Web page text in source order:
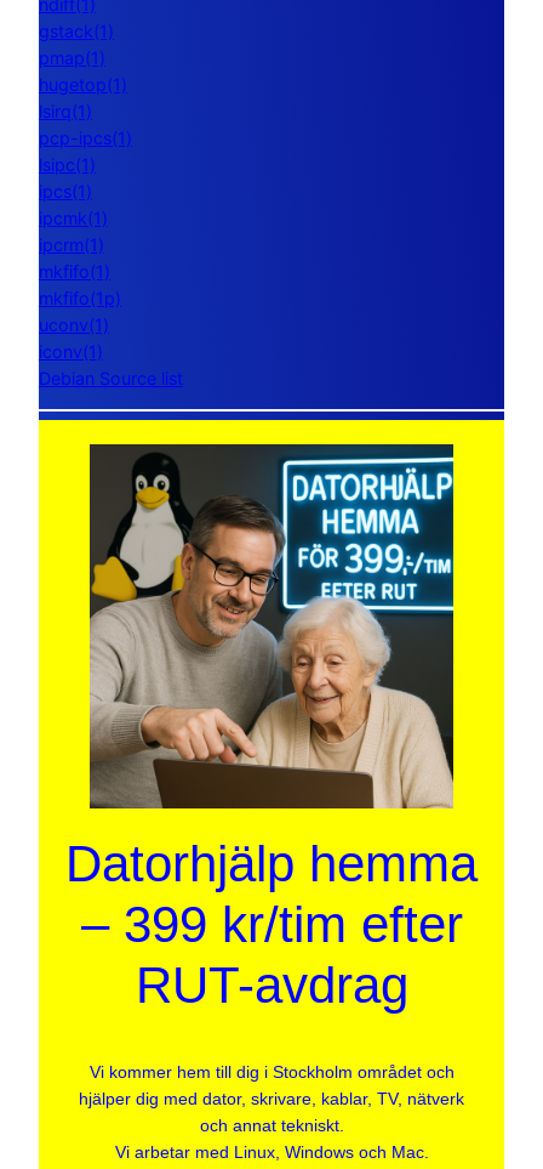
gstack(1)
pmap(1)
hugetop(1)
lsirq(1)
pcp-ipcs(1)
lsipc(1)
ipcs(1)
ipcmk(1)
ipcrm(1)
mkfifo(1)
mkfifo(1p)
uconv(1)
iconv(1)
Debian Source list
Datorhjälp hemma
– 399 kr/tim efter
RUT-avdrag
Vi kommer hem till dig i Stockholm området och
hjälper dig med dator, skrivare, kablar, TV, nätverk
och annat tekniskt.
Vi arbetar med Linux, Windows och Mac.